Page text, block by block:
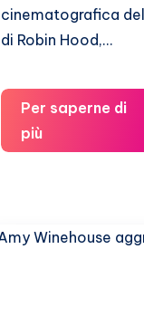
cinematografica
di Robin Hood,…
Per saperne di
piùRussell
Crowe
Sienna